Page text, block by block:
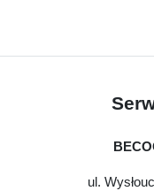
ul.